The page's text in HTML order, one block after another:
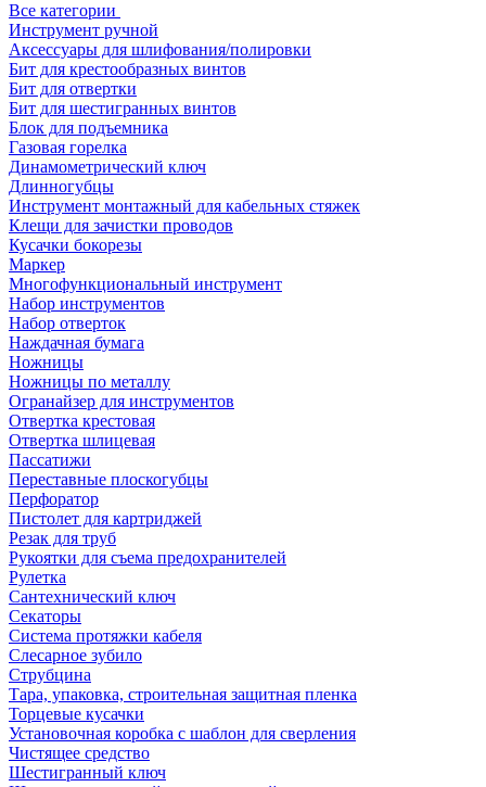
Все категории
Инструмент ручной
Аксессуары для шлифования/полировки
Бит для крестообразных винтов
Бит для отвертки
Бит для шестигранных винтов
Блок для подъемника
Газовая горелка
Динамометрический ключ
Длинногубцы
Инструмент монтажный для кабельных стяжек
Клещи для зачистки проводов
Кусачки бокорезы
Маркер
Многофункциональный инструмент
Набор инструментов
Набор отверток
Наждачная бумага
Ножницы
Ножницы по металлу
Огранайзер для инструментов
Отвертка крестовая
Отвертка шлицевая
Пассатижи
Переставные плоскогубцы
Перфоратор
Пистолет для картриджей
Резак для труб
Рукоятки для съема предохранителей
Рулетка
Сантехнический ключ
Секаторы
Система протяжки кабеля
Слесарное зубило
Струбцина
Тара, упаковка, строительная защитная пленка
Торцевые кусачки
Установочная коробка с шаблон для сверления
Чистящее средство
Шестигранный ключ